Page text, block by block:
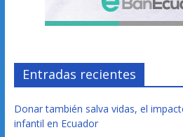
Entradas recientes
Donar también salva vidas, el
infantil en Ecuador